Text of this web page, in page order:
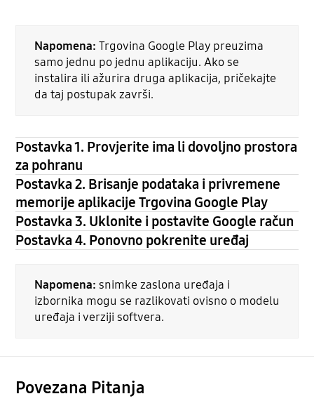
Napomena: Trgovina Google Play preuzima
samo jednu po jednu aplikaciju. Ako se
instalira ili ažurira druga aplikacija, pričekajte
da taj postupak završi.
Postavka 1. Provjerite ima li dovoljno prostora
za pohranu
Postavka 2. Brisanje podataka i privremene
memorije aplikacije Trgovina Google Play
Postavka 3. Uklonite i postavite Google račun
Postavka 4. Ponovno pokrenite uređaj
Napomena: snimke zaslona uređaja i
izbornika mogu se razlikovati ovisno o modelu
uređaja i verziji softvera.
Povezana Pitanja